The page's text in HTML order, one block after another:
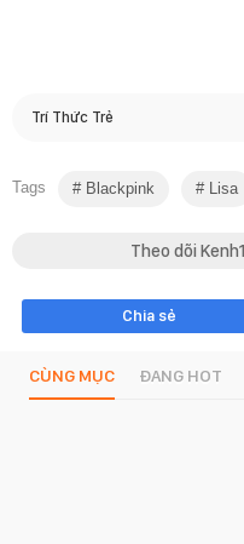
Trí Thức Trẻ
Tags Blackpink Lisa
Theo dõi
Chia sẻ
CÙNG MỤC ĐANG HOT